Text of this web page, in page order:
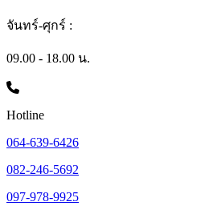
จันทร์-ศุกร์ :
09.00 - 18.00 น.
Hotline
064-639-6426
082-246-5692
097-978-9925